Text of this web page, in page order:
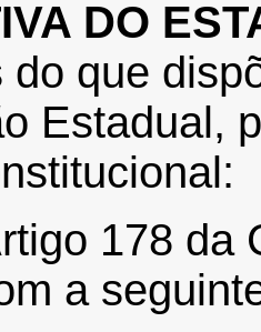
DO
do que
Estadual,
178 da
a